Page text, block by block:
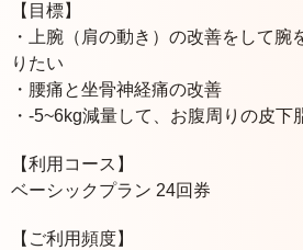
【目標】
・上腕（肩の動き）の改善をして腕
りたい
・腰痛と坐骨神経痛の改善
・-5~6kg減量して、お腹周りの皮下
【利用コース】
ベーシックプラン 24回券
【ご利用頻度】